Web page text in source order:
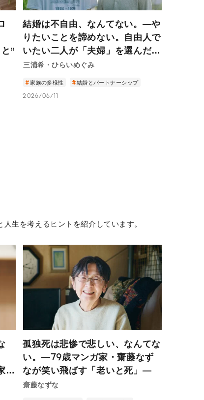
”
結婚は不自由、なんてない。—や
りたいことを諦めない。自由人で
いたい二人が「夫婦」を選んだ理
由—
三浦希・ひらいめぐみ
家族の多様性 結婚とパートナーシップ
2026/06/11
生を考えるヒントを紹介しています。
族
孤独死は悲惨で悲しい、なんてな
い。―79歳マンガ家・齋藤なず
なが笑い飛ばす「老いと死」―
齋藤なずな